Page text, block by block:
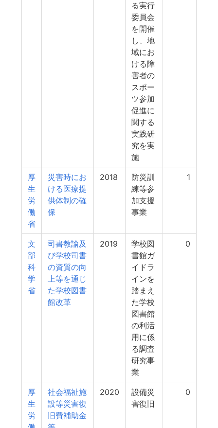
る実行
委員会
を開催
し、地
域にお
ける障
害者の
スポー
ツ参加
促進に
関する
実践研
究を実
施
厚
生
労
働
省
災害時にお
ける医療提
供体制の確
保
2018
防災訓
練等参
加支援
事業
1
文
部
科
学
省
司書教諭及
び学校司書
の資質の向
上等を通じ
た学校図書
館改革
2019
学校図
書館ガ
イドラ
インを
踏まえ
た学校
図書館
の利活
用に係
る調査
研究事
業
0
厚
生
労
社会福祉施
設等災害復
旧費補助金
2020
設備災
害復旧
0